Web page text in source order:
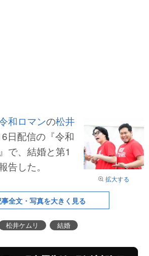
拡大する
和ロマンの松井
日配信の『令和
で、結婚と第1
告した。
全文・写真を大きく見る
松井ケムリ 結婚